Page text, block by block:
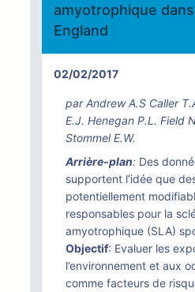
amyotrophique
England
02/02/2017
par Andrew A.S Caller
E.J. Henegan P.L. Field
Stommel E.W.
Arrière-plan: Des
supportent l’idée que
potentiellement
responsables pour la
amyotrophique (SLA)
Objectif: Evaluer les
l’environnement et aux
comme facteurs de